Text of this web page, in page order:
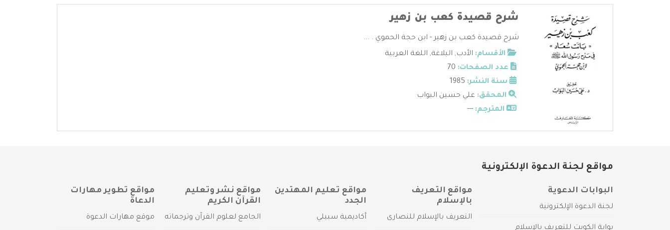
شرح قصيدة كعب بن زهير
شرح قصيدة كعب بن زهير - ابن حجة الحموي . ...
الأقسام: الأدب, البلاغة, اللغة العربية
عدد الصفحات:
سنة النشر:
المحقق: علي حسين البواب
المترجم: ---
مواقع لجنة الدعوة الإلكترونية
البوابات الدعوية
لجنة الدعوة الإلكترونية
بوابة الكويت للتعريف بالإسلام
مواقع التعريف
بالإسلام
التعريف بالإسلام للنصارى
مواقع تعليم المهتدين
الجدد
أكاديمية سبيلي
مواقع نشر وتعليم
القرآن الكريم
الجامع لعلوم القرآن وترجماته
مواقع تطوير مهارات
الدعاة
موقع مهارات الدعوة